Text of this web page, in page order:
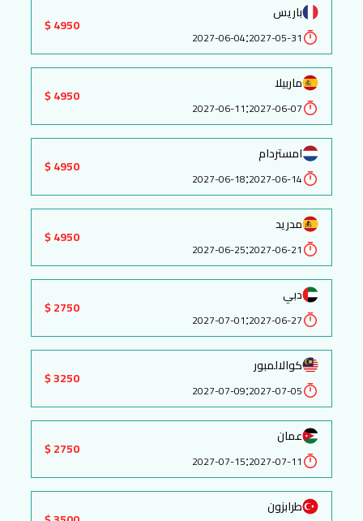
باريس
2027-05-31
:
2027-06-04
4950 $
ماربيلا
2027-06-07
:
2027-06-11
4950 $
امستردام
2027-06-14
:
2027-06-18
4950 $
مدريد
2027-06-21
:
2027-06-25
4950 $
دبي
2027-06-27
:
2027-07-01
2750 $
كوالالمبور
2027-07-05
:
2027-07-09
3250 $
عمان
2027-07-11
:
2027-07-15
2750 $
طرابزون